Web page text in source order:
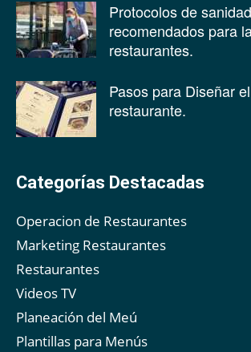
Protocolos de sanidad
recomendados para
restaurantes.
Pasos para Diseñar
restaurante.
Categorías Destacadas
Operacion de Restaurantes
Marketing Restaurantes
Restaurantes
Videos TV
Planeación del Meú
Plantillas para Menús